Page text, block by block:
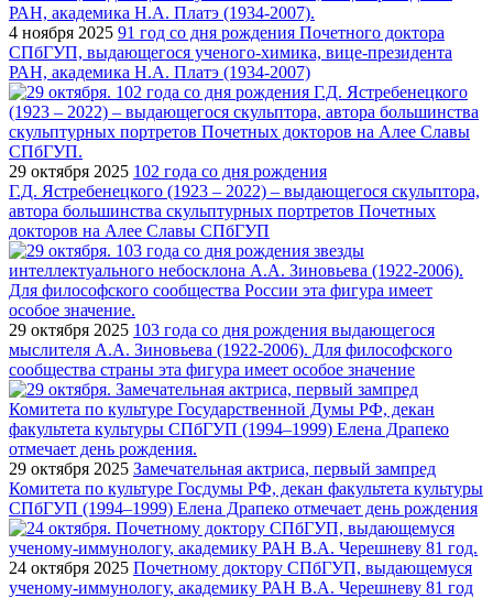
4 ноября 2025 91 год со дня рождения Почетного доктора
СПбГУП, выдающегося ученого-химика, вице-президента
РАН, академика Н.А. Платэ (1934-2007)
29 октября 2025 102 года со дня рождения
Г.Д. Ястребенецкого (1923 – 2022) – выдающегося скульптора,
автора большинства скульптурных портретов Почетных
докторов на Алее Славы СПбГУП
29 октября 2025 103 года со дня рождения выдающегося
мыслителя А.А. Зиновьева (1922-2006). Для философского
сообщества страны эта фигура имеет особое значение
29 октября 2025 Замечательная актриса, первый зампред
Комитета по культуре Госдумы РФ, декан факультета культуры
СПбГУП (1994–1999) Елена Драпеко отмечает день рождения
24 октября 2025 Почетному доктору СПбГУП, выдающемуся
ученому-иммунологу, академику РАН В.А. Черешневу 81 год